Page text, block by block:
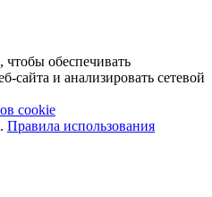
обеспечивать
сайта и анализировать сетевой
cookie
Правила использования